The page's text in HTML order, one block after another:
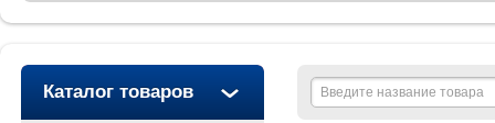
Каталог товаров